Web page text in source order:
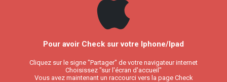
Pour avoir Check sur votre Iphone/Ipad
Cliquez sur le signe "Partager" de votre navigateur internet
Choisissez "sur l'écran d'accueil"
Vous avez maintenant un raccourci vers la page Check